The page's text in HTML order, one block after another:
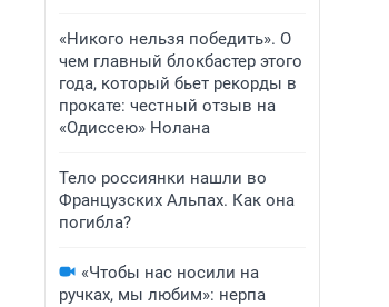
«Никого нельзя победить». О
чем главный блокбастер этого
года, который бьет рекорды в
прокате: честный отзыв на
«Одиссею» Нолана
Тело россиянки нашли во
Французских Альпах. Как она
погибла?
«Чтобы нас носили на
ручках, мы любим»: нерпа